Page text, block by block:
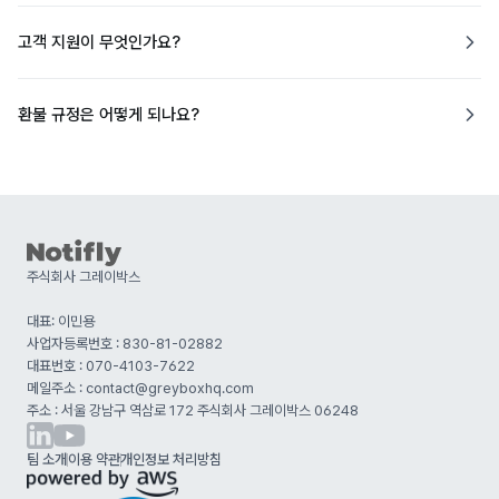
고객 지원이 무엇인가요?
환불 규정은 어떻게 되나요?
주식회사 그레이박스
대표: 이민용
사업자등록번호 : 830-81-02882
대표번호 : 070-4103-7622
메일주소 : contact@greyboxhq.com
주소 : 서울 강남구 역삼로 172 주식회사 그레이박스 06248
팀 소개 이용 약관개인정보 처리방침